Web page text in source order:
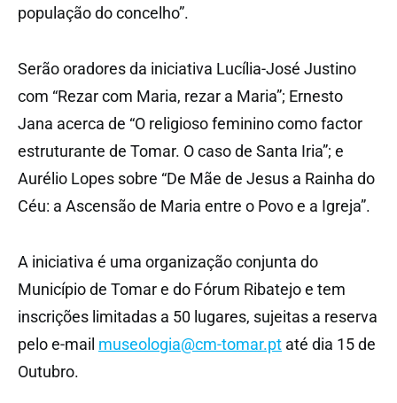
população do concelho”.
Serão oradores da iniciativa Lucília-José Justino
com “Rezar com Maria, rezar a Maria”; Ernesto
Jana acerca de “O religioso feminino como factor
estruturante de Tomar. O caso de Santa Iria”; e
Aurélio Lopes sobre “De Mãe de Jesus a Rainha do
Céu: a Ascensão de Maria entre o Povo e a Igreja”.
A iniciativa é uma organização conjunta do
Município de Tomar e do Fórum Ribatejo e tem
inscrições limitadas a 50 lugares, sujeitas a reserva
pelo e-mail museologia@cm-tomar.pt até dia 15 de
Outubro.